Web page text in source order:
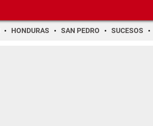
HONDURAS SAN PEDRO SUCESOS